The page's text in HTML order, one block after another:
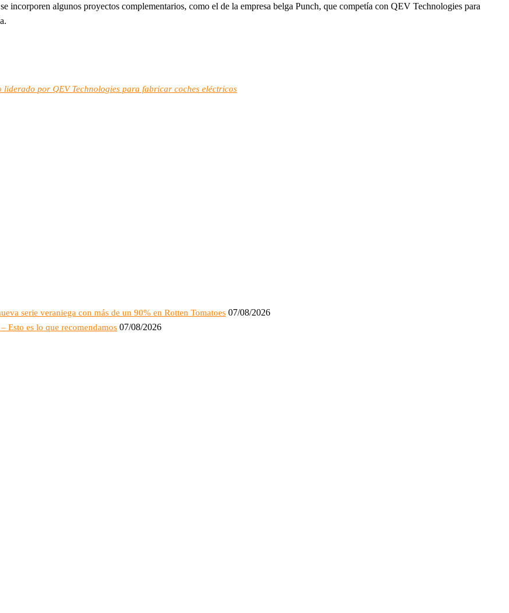
incorporen algunos proyectos complementarios, como el de la empresa belga Punch, que competía con QEV Technologies para
por QEV Technologies para fabricar coches eléctricos
serie veraniega con más de un 90% en Rotten Tomatoes 07/08/2026
Esto es lo que recomendamos 07/08/2026